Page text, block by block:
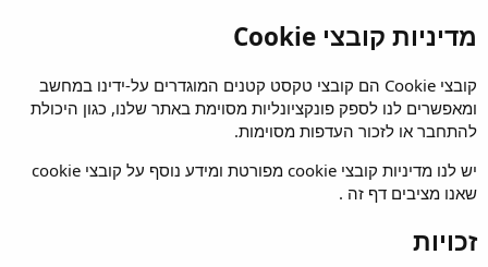
מדיניות קובצי Cookie
קובצי Cookie הם קובצי טקסט קטנים המוגדרים על-ידינו במחשב
ומאפשרים לנו לספק פונקציונליות מסוימת באתר שלנו, כגון היכולת
להתחבר או לזכור העדפות מסוימות.
יש לנו מדיניות קובצי cookie מפורטת ומידע נוסף על קובצי cookie
שאנו מציבים דף זה .
זכויות